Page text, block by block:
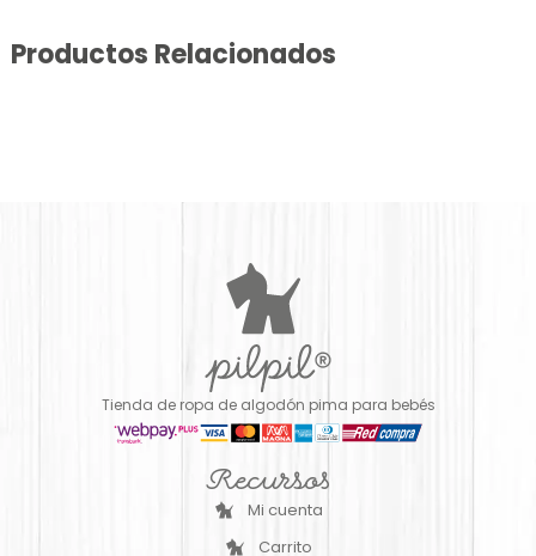
Productos Relacionados
Tienda de ropa de algodón pima para bebés
Recursos
Mi cuenta
Carrito